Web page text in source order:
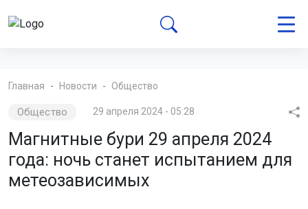
Главная Новости Общество
Общество 29 апреля 2024 - 05:28
Магнитные бури 29 апреля 2024
года: ночь станет испытанием для
метеозависимых